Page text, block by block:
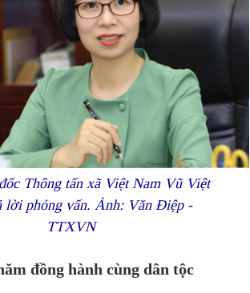
Thông tấn xã Việt Nam Vũ Việt
lời phỏng vấn. Ảnh: Văn Điệp -
TTXVN
đồng hành cùng dân tộc